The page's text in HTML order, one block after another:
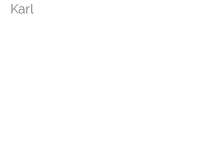
Karl